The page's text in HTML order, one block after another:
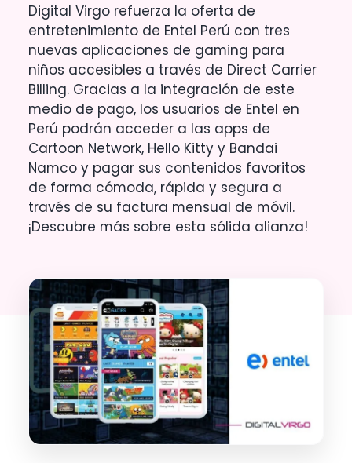
Digital Virgo refuerza la oferta de
entretenimiento de Entel Perú con tres
nuevas aplicaciones de gaming para
niños accesibles a través de Direct Carrier
Billing. Gracias a la integración de este
medio de pago, los usuarios de Entel en
Perú podrán acceder a las apps de
Cartoon Network, Hello Kitty y Bandai
Namco y pagar sus contenidos favoritos
de forma cómoda, rápida y segura a
través de su factura mensual de móvil.
¡Descubre más sobre esta sólida alianza!